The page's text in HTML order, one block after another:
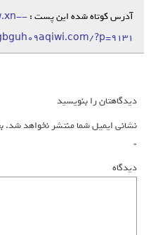
آدرس کوتاه شده این پست :
?p=9131
دیدگاهتان را بنویسید
نشانی ایمیل شما منتشر نخواهد شد.
*
دیدگاه